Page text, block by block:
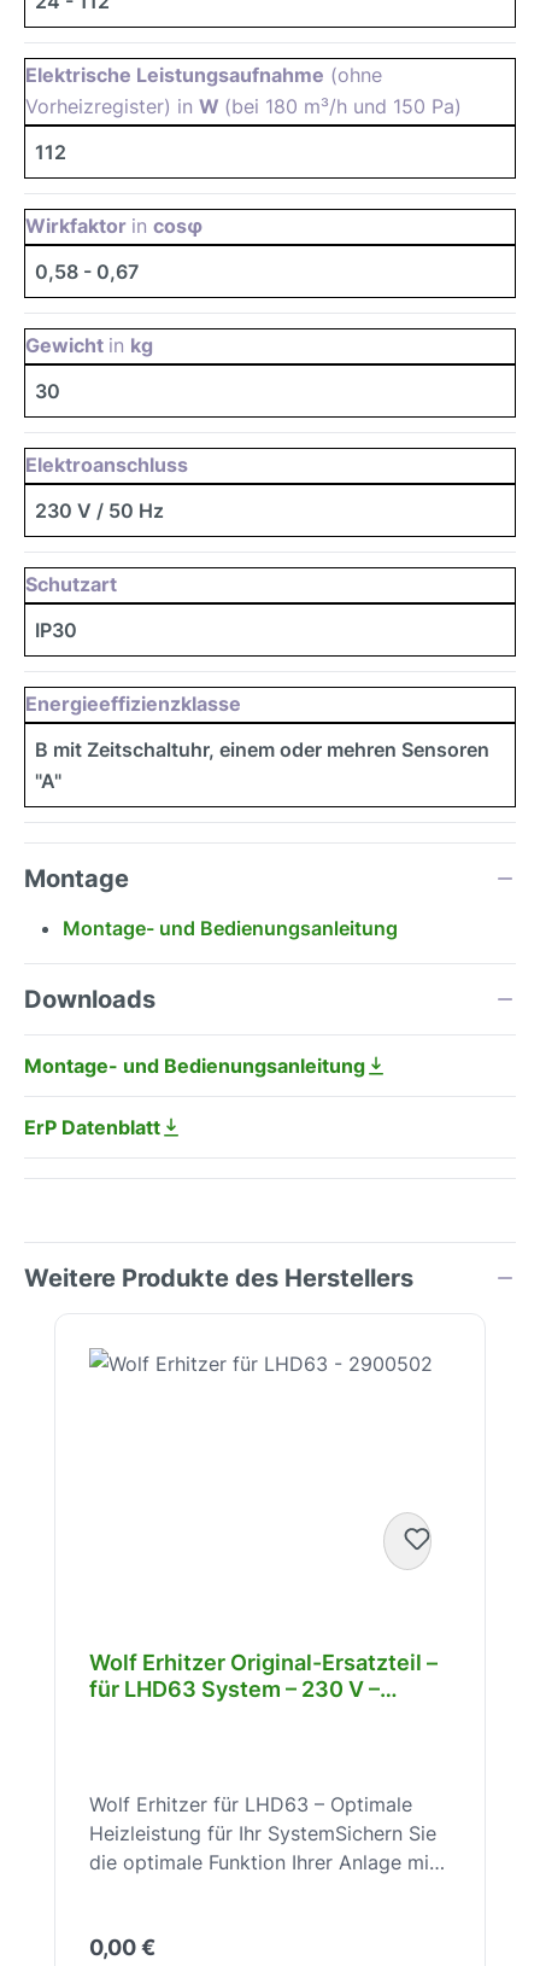
Elektrische Leistungsaufnahme (ohne
Vorheizregister) in W (bei 180 m³/h und 150 Pa)
112
Wirkfaktor in cosφ
0,58 - 0,67
Gewicht in kg
30
Elektroanschluss
230 V / 50 Hz
Schutzart
IP30
Energieeffizienzklasse
B mit Zeitschaltuhr, einem oder mehren Sensoren
"A"
Montage
Montage- und Bedienungsanleitung
Downloads
Montage- und Bedienungsanleitung
ErP Datenblatt
Weitere Produkte des Herstellers
Produktgalerie überspringen
Wolf Erhitzer Original-Ersatzteil –
für LHD63 System – 230 V –
Wolf Erhitzer für LHD63 – Optimale
Heizleistung für Ihr SystemSichern Sie
die optimale Funktion Ihrer Anlage mit
Betrieb.Der Wolf Erhitzer für LHD63 ist
Regulärer Preis:
0,00 €